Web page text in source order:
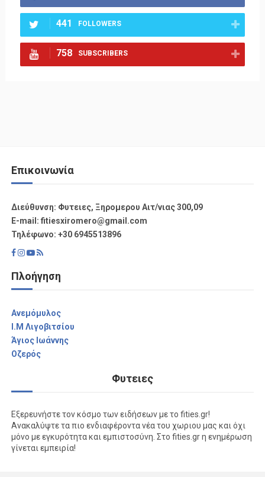
441 FOLLOWERS
758 SUBSCRIBERS
Επικοινωνία
Διεύθυνση: Φυτειες, Ξηρομερου Αιτ/νιας 300,09
Ε-mail: fitiesxiromero@gmail.com
Τηλέφωνο: +30 6945513896
Πλοήγηση
Aνεμόμυλος
I.M Λιγοβιτσίου
Άγιος Ιωάννης
Οζερός
Φυτειες
Εξερευνήστε τον κόσμο των ειδήσεων με το fities.gr!
Ανακαλύψτε τα πιο ενδιαφέροντα νέα του χωριου μας και όχι
μόνο με εγκυρότητα και εμπιστοσύνη. Στο fities.gr η ενημέρωση
γίνεται εμπειρία!